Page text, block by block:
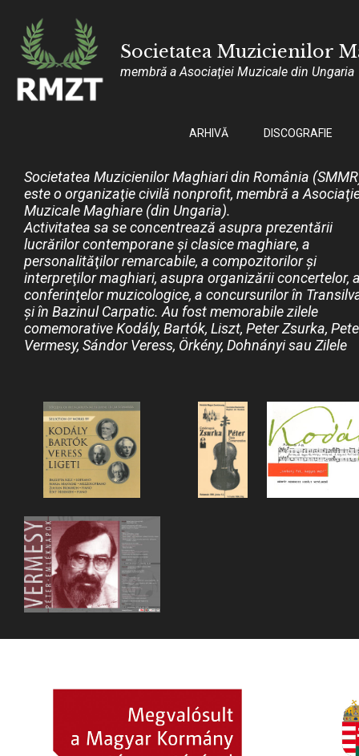
Societatea Muzicienilor
membră a Asociaţiei Muzicale din Ungaria
ARHIVĂ DISCOGRAFIE
Societatea Muzicienilor Maghiari din România
este o organizaţie civilă nonprofit, membră a
Muzicale Maghiare (din Ungaria).
Activitatea sa se concentrează asupra prezentării
lucrărilor contemporane şi clasice maghiare, a
personalităţilor remarcabile, a compozitorilor şi
interpreţilor maghiari, asupra organizării concertelor,
conferinţelor muzicologice, a concursurilor în
şi în Bazinul Carpatic. Au fost memorabile zilele
comemorative Kodály, Bartók, Liszt, Peter Zsurka,
Vermesy, Sándor Veress, Örkény, Dohnányi sau Zilele